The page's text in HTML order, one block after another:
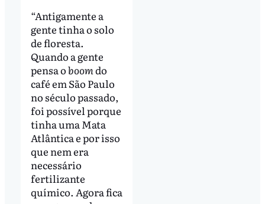
“Antigamente a
gente tinha o solo
de floresta.
Quando a gente
pensa oboomdo
café em São Paulo
no século passado,
foi possível porque
tinha uma Mata
Atlântica e por isso
que nem era
necessário
fertilizante
químico. Agora fica